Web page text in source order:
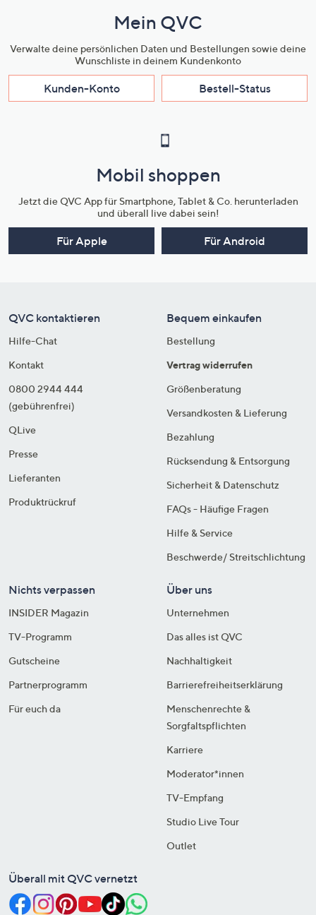
Mein QVC
Verwalte deine persönlichen Daten und Bestellungen sowie deine
Wunschliste in deinem Kundenkonto
Kunden-Konto Bestell-Status
Mobil shoppen
Jetzt die QVC App für Smartphone, Tablet & Co. herunterladen
und überall live dabei sein!
Für Apple Für Android
QVC kontaktieren
Hilfe-Chat
Kontakt
0800 2944 444
(gebührenfrei)
QLive
Presse
Lieferanten
Produktrückruf
Bequem einkaufen
Bestellung
Vertrag widerrufen
Größenberatung
Versandkosten & Lieferung
Bezahlung
Rücksendung & Entsorgung
Sicherheit & Datenschutz
FAQs - Häufige Fragen
Hilfe & Service
Beschwerde/ Streitschlichtung
Nichts verpassen
INSIDER Magazin
TV-Programm
Gutscheine
Partnerprogramm
Für euch da
Über uns
Unternehmen
Das alles ist QVC
Nachhaltigkeit
Barrierefreiheitserklärung
Menschenrechte &
Sorgfaltspflichten
Karriere
Moderator*innen
TV-Empfang
Studio Live Tour
Outlet
Überall mit QVC vernetzt